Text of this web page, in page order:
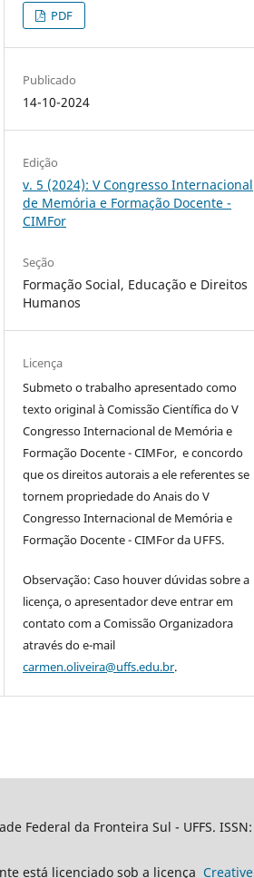
PDF
Publicado
14-10-2024
Edição
v. 5 (2024): V Congresso Internacional
de Memória e Formação Docente -
CIMFor
Seção
Formação Social, Educação e Direitos
Humanos
Licença
Submeto o trabalho apresentado como
texto original à Comissão Científica do V
Congresso Internacional de Memória e
Formação Docente - CIMFor, e concordo
que os direitos autorais a ele referentes se
tornem propriedade do Anais do V
Congresso Internacional de Memória e
Formação Docente - CIMFor da UFFS.
Observação: Caso houver dúvidas sobre a
licença, o apresentador deve entrar em
contato com a Comissão Organizadora
através do e-mail
carmen.oliveira@uffs.edu.br.
Federal da Fronteira Sul - UFFS. ISSN:
está licenciado sob a licença Creative